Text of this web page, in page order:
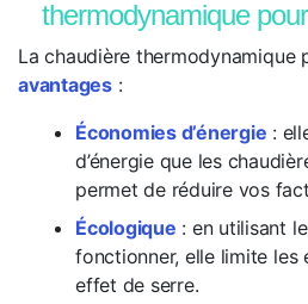
thermodynamique
La chaudière thermodynamique
avantages:
Économies d’énergie :
d’énergie que les
permet de réduire vos
Écologique : en utilisant
fonctionner, elle limite les
effet de serre.